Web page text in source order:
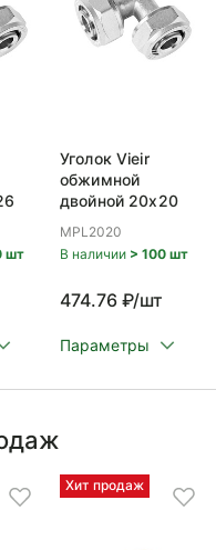
шт
Уголок Vieir
обжимной
двойной 20x20
MPL2020
В наличии > 100 шт
474.76 ₽/шт
Параметры
Хит продаж